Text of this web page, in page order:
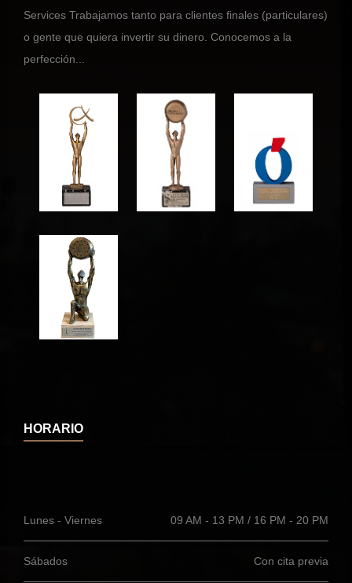
Services Trabajamos tanto para clientes finales (particulares)
o gente que quiera invertir su dinero. Conocemos a la
perfección...
HORARIO
Lunes - Viernes 09 AM - 13 PM / 16 PM - 20 PM
Sábados Con cita previa